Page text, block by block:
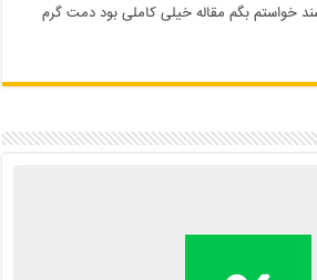
خواستم بگم مقاله خیلی کاملی بود دمت گرم